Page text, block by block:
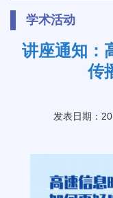
学术活动
讲座通知：
传
发表日期：